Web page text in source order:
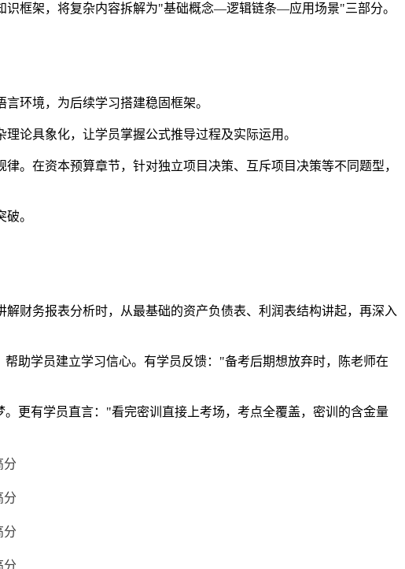
框架，将复杂内容拆解为"基础概念—逻辑链条—应用场景"三部分。
环境，为后续学习搭建稳固框架。
论具象化，让学员掌握公式推导过程及实际运用。
。在资本预算章节，针对独立项目决策、互斥项目决策等不同题型，
。
财务报表分析时，从最基础的资产负债表、利润表结构讲起，再深入
助学员建立学习信心。有学员反馈："备考后期想放弃时，陈老师在
更有学员直言："看完密训直接上考场，考点全覆盖，密训的含金量